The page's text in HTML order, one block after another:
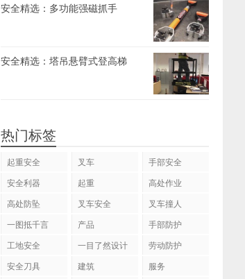
安全精选：多功能强磁抓手
安全精选：塔吊悬臂式登高梯
热门标签
起重安全 叉车
手部安全
安全利器
起重
高处作业
高处防坠
叉车安全
叉车撞人
一图抵千言
产品
手部防护
工地安全
一目了然设计
劳动防护
安全刀具
建筑
服务